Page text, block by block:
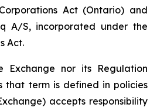
Act (Ontario) and
A/S, incorporated under the
Act.
Exchange nor its Regulation
that term is defined in policies
accepts responsibility